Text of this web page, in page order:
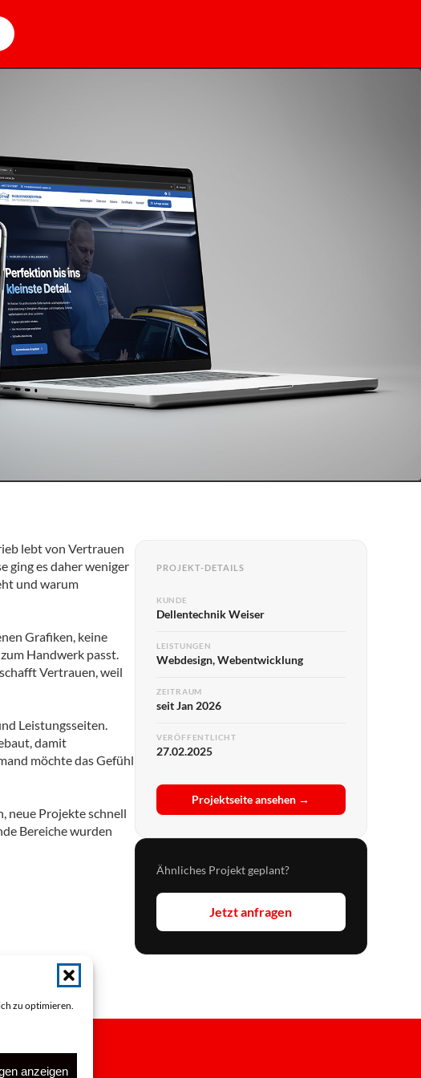
zu optimieren.
anzeigen
lebt von Vertrauen
ging es daher weniger
und warum
Grafiken, keine
Handwerk passt.
Vertrauen, weil
Leistungsseiten.
damit
möchte das Gefühl
neue Projekte schnell
Bereiche wurden
PROJEKT-DETAILS
KUNDE
Dellentechnik Weiser
LEISTUNGEN
Webdesign, Webentwicklung
ZEITRAUM
seit Jan 2026
VERÖFFENTLICHT
27.02.2025
Projektseite ansehen →
Ähnliches Projekt geplant?
Jetzt anfragen